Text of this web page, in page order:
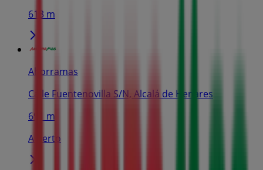
613 m
Ahorramas
Calle Fuentenovilla S/N, Alcalá de Henares
691 m
Abierto